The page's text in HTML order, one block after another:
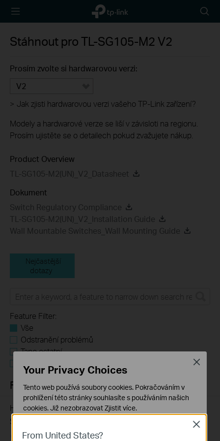
TP-Link,
Reliably
icon
Stáhnout proTL-SG105-M2 V2
Prosím zvolte si hardwarovou verzi:
V2
> Jak zjisti hardwarovou verzi vašeho TP-Link zařízení?
Modely a hardwarové verze se liší v závisloti na regionu.
Prosím ujistěte se o detailech pokud zvažujete nákup.
Product Overview
TL-SG105-M2(UN)_V2_Datasheet
Dokument
Switch Regulatory Compliance
TL-SG105-M2(UN)_V2_Installation Guide
Wall Mountable Switches_Wall Mounting Guide
Nejčastější
dotazy
Feature Filter:
Vše
Odstranění problémů
Tapo ostatní
FAQ
How to Troubleshoot Unstable Internet Issue on Omada
Switch
06-24-2026 129875views
From United States?
Close
Your Privacy Choices
Tento web používá soubory cookies. Pokračováním v
prohlížení této stránky souhlasíte s používáním našich
cookies.Již nezobrazovatZjistit více.
Tyto cookies jsou nezbytné pro fungování webových
Close